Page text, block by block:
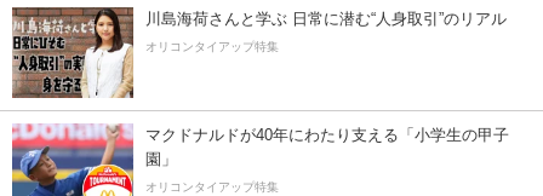
川島海荷さんと学ぶ 日常に潜む“人身取引”のリアル
オリコンタイアップ特集
マクドナルドが40年にわたり支える「小学生の甲子
園」
オリコンタイアップ特集